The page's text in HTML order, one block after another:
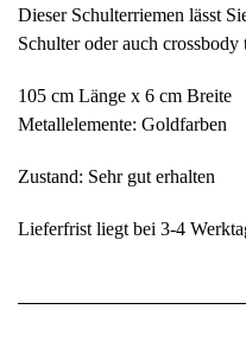
Dieser Schulterriemen lässt
Schulter oder auch crossbody
105 cm Länge x 6 cm Breite
Metallelemente: Goldfarben
Zustand: Sehr gut erhalten
Lieferfrist liegt bei 3-4